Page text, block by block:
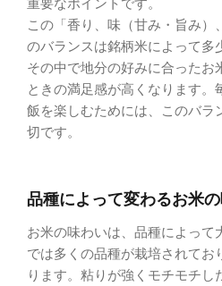
重要なポイントです。
この「香り、味（甘み・旨み）
のバランスは銘柄米によって多
その中で地分の好みに合ったお
ときの満足感が高くなります。
飯を楽しむためには、このバラ
切です。
品種によって変わるお米
お米の味わいは、品種によって
では多くの品種が栽培されてお
ります。粘りが強くモチモチし